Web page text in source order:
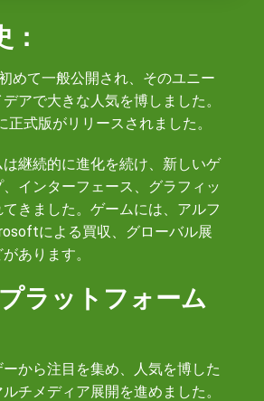
めて一般公開され、そのユニー
アで大きな人気を博しました。
式版がリリースされました。
継続的に進化を続け、新しいゲ
インターフェース、グラフィッ
きました。ゲームには、アルフ
による買収、グローバル展
あります。
ラットフォーム
から注目を集め、人気を博した
チメディア展開を進めました。